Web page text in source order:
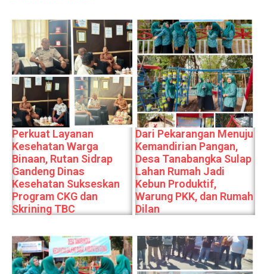
Perkuat Layanan
Kesehatan Warga
Binaan, Rutan Sidrap
Gandeng Dinas
Kesehatan Sukseskan
Program CKG dan
Skrining TBC
Dari Pekarangan Menuju
Kemandirian Pangan,
Desa Tanabangka Sulap
Lahan Rumah Jadi
Kebun Produktif,
Warung PKK, dan Rumah
Dilan